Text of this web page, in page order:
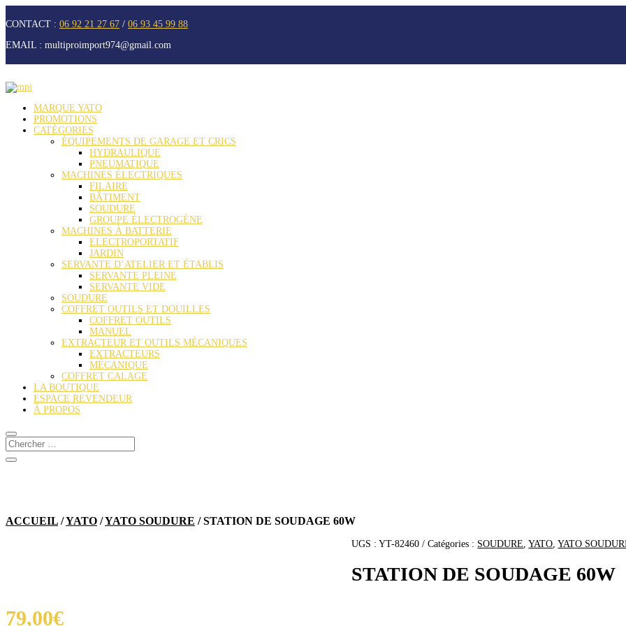
CONTACT : 06 92 21 27 67 / 06 93 45 99 88
EMAIL : multiproimport974@gmail.com
MARQUE YATO
PROMOTIONS
CATÉGORIES
ÉQUIPEMENTS DE GARAGE ET CRICS
HYDRAULIQUE
PNEUMATIQUE
MACHINES ÉLECTRIQUES
FILAIRE
BÂTIMENT
SOUDURE
GROUPE ÉLECTROGÈNE
MACHINES À BATTERIE
ELECTROPORTATIF
JARDIN
SERVANTE D’ATELIER ET ÉTABLIS
SERVANTE PLEINE
SERVANTE VIDE
SOUDURE
COFFRET OUTILS ET DOUILLES
COFFRET OUTILS
MANUEL
EXTRACTEUR ET OUTILS MÉCANIQUES
EXTRACTEURS
MÉCANIQUE
COFFRET CALAGE
LA BOUTIQUE
ESPACE REVENDEUR
À PROPOS
ACCUEIL /YATO /YATO SOUDURE / STATION DE SOUDAGE 60W
UGS :YT-82460 Catégories : SOUDURE,YATO,YATO
STATION DE SOUDAGE 60W
79,00€